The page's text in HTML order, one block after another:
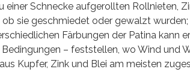
Schnecke aufgerollten Rollnieten,
sie geschmiedet oder gewalzt wurden;
Färbungen der Patina kann
– feststellen, wo Wind und
Kupfer, Zink und Blei am meisten